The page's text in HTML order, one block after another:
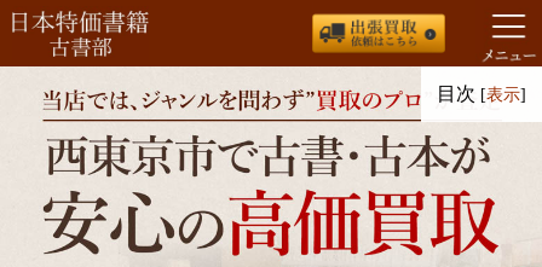
目次 [表示]